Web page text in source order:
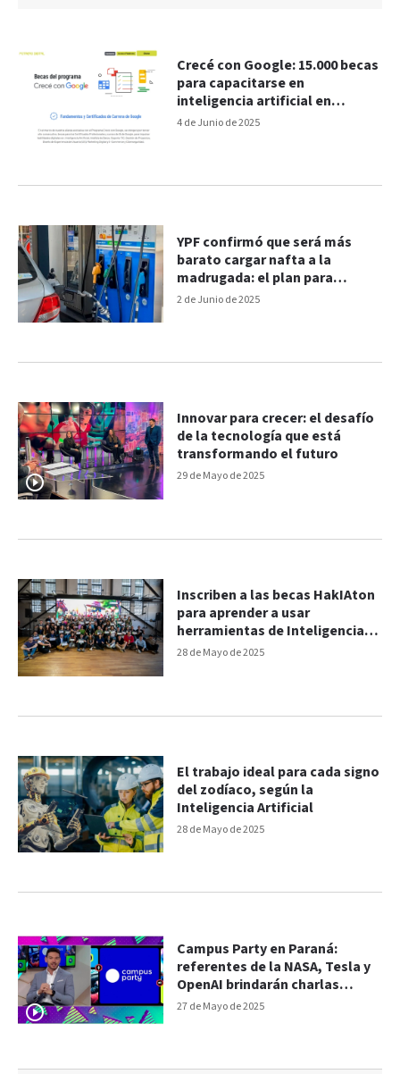
4 de Junio de 2025
Crecé con Google: 15.000 becas
para capacitarse en
inteligencia artificial en
Argentina
2 de Junio de 2025
YPF confirmó que será más
barato cargar nafta a la
madrugada: el plan para
segmentar precios
29 de Mayo de 2025
Innovar para crecer: el desafío
de la tecnología que está
transformando el futuro
28 de Mayo de 2025
Inscriben a las becas HakIAton
para aprender a usar
herramientas de Inteligencia
Artificial
28 de Mayo de 2025
El trabajo ideal para cada signo
del zodíaco, según la
Inteligencia Artificial
27 de Mayo de 2025
Campus Party en Paraná:
referentes de la NASA, Tesla y
OpenAI brindarán charlas
gratuitas